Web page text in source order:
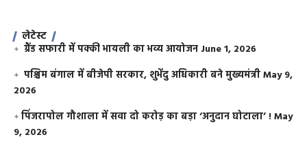
लेटेस्ट
ग्रैंड सफारी में पक्की भायली का भव्य आयोजन June 1, 2026
पश्चिम बंगाल में बीजेपी सरकार, शुभेंदु अधिकारी बने मुख्यमंत्रीMay 9,
2026
​पिंजरापोल गौशाला में सवा दो करोड़ का बड़ा ‘अनुदान घोटाला’ !May
9, 2026